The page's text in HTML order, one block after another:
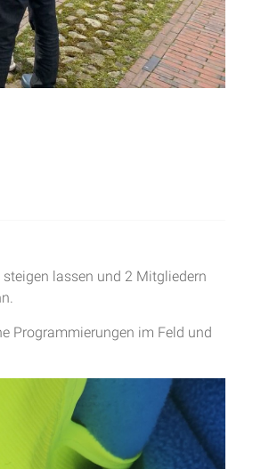
lassen und 2 Mitgliedern
Programmierungen im Feld und